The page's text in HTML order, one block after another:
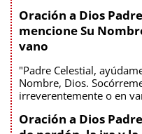
Oración a Dios
mencione Su
vano
"Padre Celestial,
Nombre, Dios.
irreverentemente o en
Oración a Dios